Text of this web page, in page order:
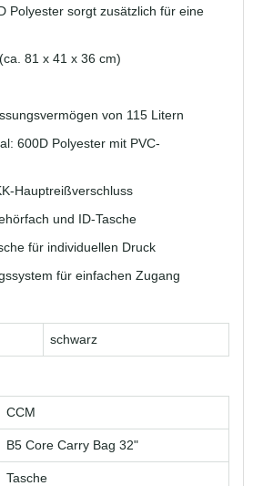
Polyester sorgt zusätzlich für eine
81 x 41 x 36 cm)
von 115 Litern
600D Polyester mit PVC-
Hauptreißverschluss
und ID-Tasche
für individuellen Druck
für einfachen Zugang
schwarz
CCM
B5 Core Carry Bag 32"
Tasche